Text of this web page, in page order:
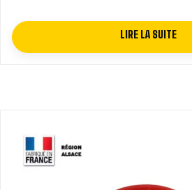
LIRE LA SUITE